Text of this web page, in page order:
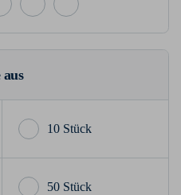
10 Stück
50 Stück